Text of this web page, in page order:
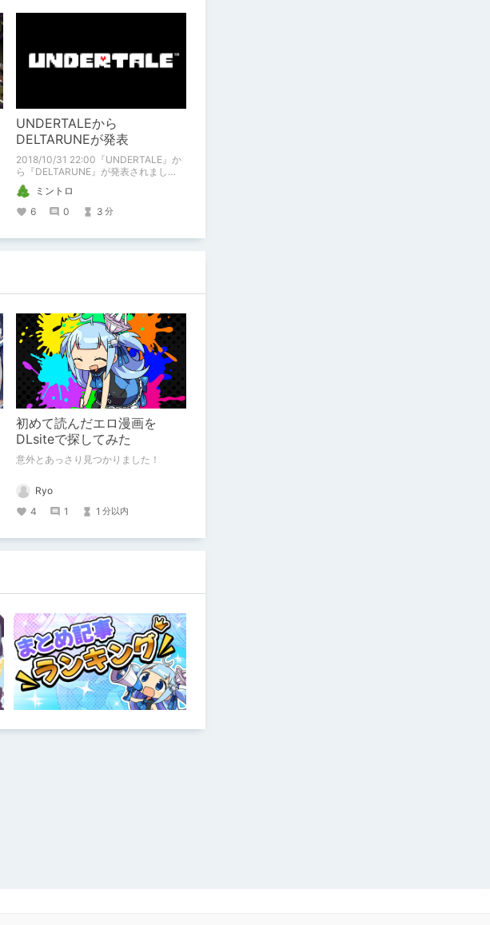
UNDERTALEから
DELTARUNEが発表
2018/10/31 22:00『UNDERTALE』か
ら『DELTARUNE』が発表されまし
た。 UNDERTALEプレイ者向けのゲー
ムなので、ここではUNDERTALEをご
紹介申し上げます。
ミントロ
6
0 3 分
初めて読んだエロ漫画を
DLsiteで探してみた
意外とあっさり見つかりました！
Ryo
4
1 1 分以内